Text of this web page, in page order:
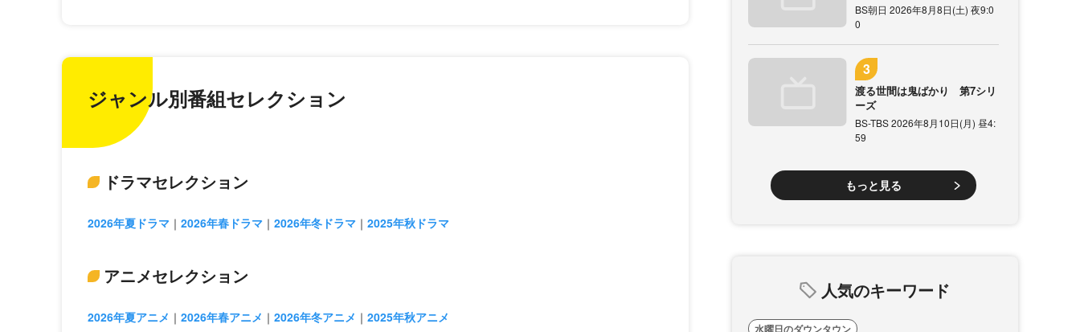
ジャンル別番組セレクション
ドラマセレクション
2026年夏ドラマ 2026年春ドラマ 2026年冬ドラマ 2025年秋ドラマ
アニメセレクション
2026年夏アニメ 2026年春アニメ 2026年冬アニメ 2025年秋アニメ
BS朝日 2026年8月8日(土) 夜9:0
0
渡る世間は鬼ばかり 第7シリ
ーズ
BS-TBS 2026年8月10日(月) 昼4:
59
もっと見る
人気のキーワード
水曜日のダウンタウン